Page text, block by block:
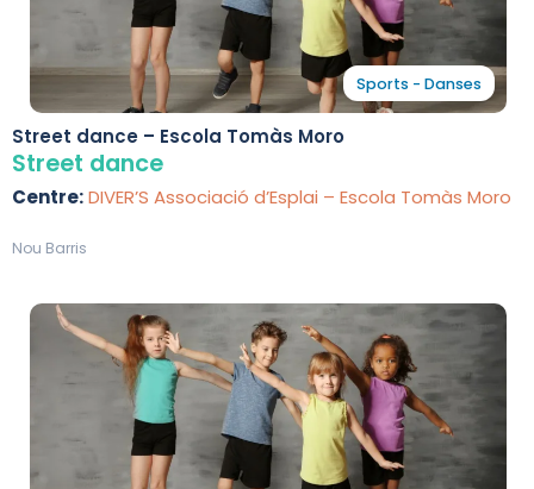
Sports - Danses
Street dance – Escola Tomàs Moro
Street dance
Centre:DIVER’S Associació d’Esplai – Escola Tomàs Moro
Nou Barris